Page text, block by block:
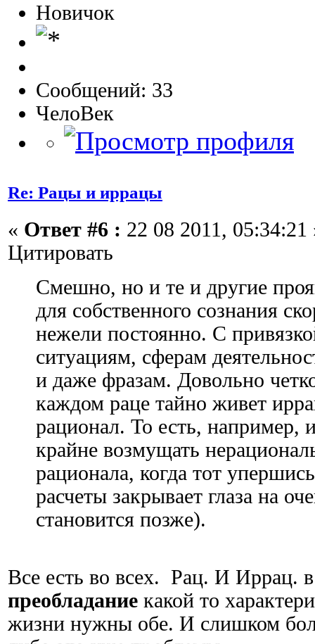
Новичок
Сообщений: 33
ЧелоВек
Re: Рацы и иррацы
« Ответ #6 : 22 08 2011, 05:34:21
Цитировать
Смешно, но и те и другие
для собственного сознания
нежели постоянно. С
ситуациям, сферам
и даже фразам. Довольно
каждом раце тайно живет
рационал. То есть, например,
крайне возмущать
рационала, когда тот
расчеты закрывает глаза на
становится позже).
Все есть во всех. Рац. И Иррац. в
преобладание какой то
жизни нужны обе. И слишком